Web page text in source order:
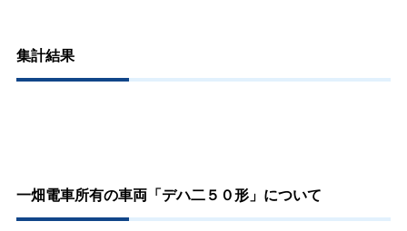
集計結果
一畑電車所有の車両「デハ二５０形」について